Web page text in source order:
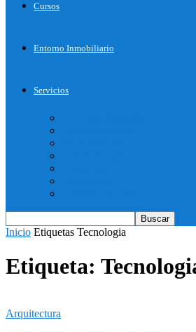
Cursos
Entorno Inmobiliario
Servicios
Inicio Etiquetas Tecnologia
Etiqueta:
Arquitectura